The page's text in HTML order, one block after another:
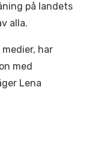
på landets
alla.
har
med
Lena